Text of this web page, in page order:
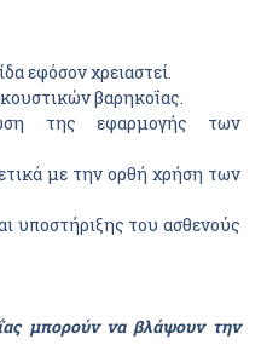
εφόσον χρειαστεί.
βαρηκοΐας.
της εφαρμογής των
με την ορθή χρήση των
υποστήριξης του ασθενούς
μπορούν να βλάψουν την